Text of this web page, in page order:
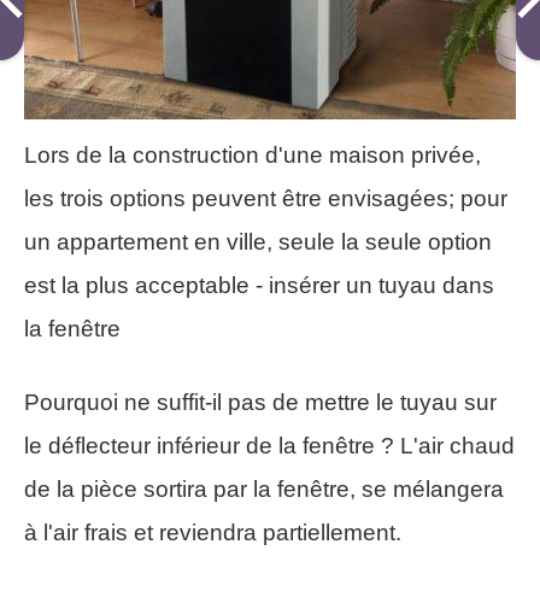
Lors de la construction d'une maison privée,
les trois options peuvent être envisagées; pour
un appartement en ville, seule la seule option
est la plus acceptable - insérer un tuyau dans
la fenêtre
Pourquoi ne suffit-il pas de mettre le tuyau sur
le déflecteur inférieur de la fenêtre ? L'air chaud
de la pièce sortira par la fenêtre, se mélangera
à l'air frais et reviendra partiellement.